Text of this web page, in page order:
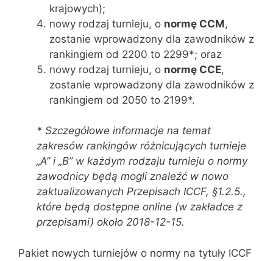
krajowych);
nowy rodzaj turnieju, o normę CCM,
zostanie wprowadzony dla zawodników z
rankingiem od 2200 to 2299*; oraz
nowy rodzaj turnieju, o normę CCE,
zostanie wprowadzony dla zawodników z
rankingiem od 2050 to 2199*.
* Szczegółowe informacje na temat
zakresów rankingów różnicujących turnieje
„A” i „B” w każdym rodzaju turnieju o normy
zawodnicy będą mogli znaleźć w nowo
zaktualizowanych Przepisach ICCF, §1.2.5.,
które będą dostępne online (w zakładce z
przepisami) około 2018-12-15.
Pakiet nowych turniejów o normy na tytuły ICCF